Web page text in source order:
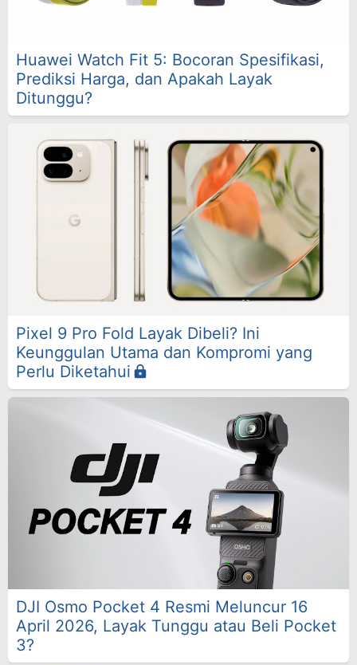
Huawei Watch Fit 5: Bocoran Spesifikasi,
Prediksi Harga, dan Apakah Layak
Ditunggu?
Pixel 9 Pro Fold Layak Dibeli? Ini
Keunggulan Utama dan Kompromi yang
Perlu Diketahui
DJI Osmo Pocket 4 Resmi Meluncur 16
April 2026, Layak Tunggu atau Beli Pocket
3?